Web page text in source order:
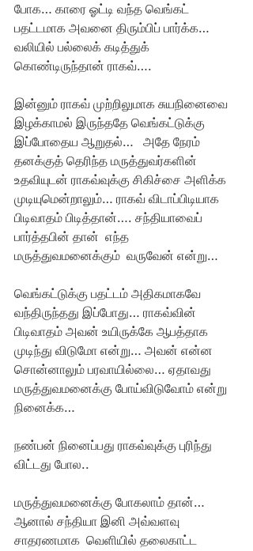
போக… காரை ஓட்டி வந்த வெங்கட்
பதட்டமாக அவனை திரும்பிப் பார்க்க…
வலியில் பல்லைக் கடித்துக்
கொண்டிருந்தான் ராகவ்….
இன்னும் ராகவ் முற்றிலுமாக சுயநினைவை
இழக்காமல் இருந்ததே வெங்கட்டுக்கு
இப்போதைய ஆறுதல்…   அதே நேரம்
தனக்குத் தெரிந்த மருத்துவர்களின்
உதவியுடன் ராகவ்வுக்கு சிகிச்சை அளிக்க
முடியுமென்றாலும்… ராகவ் விடாப்பிடியாக
பிடிவாதம் பிடித்தான்…. சந்தியாவைப்
பார்த்தபின் தான்  எந்த
மருத்துவமனைக்கும்  வருவேன் என்று…
வெங்கட்டுக்கு பதட்டம் அதிகமாகவே
வந்திருந்தது இப்போது… ராகவ்வின்
பிடிவாதம் அவன் உயிருக்கே ஆபத்தாக
முடிந்து விடுமோ என்று… அவன் என்ன
சொன்னாலும் பரவாயில்லை… ஏதாவது
மருத்துவமனைக்கு போய்விடுவோம் என்று
நினைக்க…
நண்பன் நினைப்பது ராகவ்வுக்கு புரிந்து
விட்டது போல..
மருத்துவமனைக்கு போகலாம் தான்…
ஆனால் சந்தியா இனி அவ்வளவு
சாதரணமாக  வெளியில் தலைகாட்ட